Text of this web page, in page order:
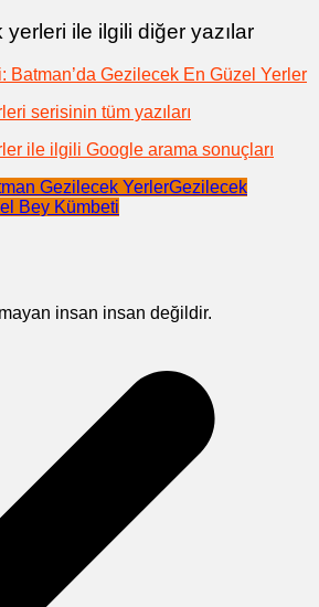
ile ilgili diğer yazılar
Batman’da Gezilecek En Güzel Yerler
serisinin tüm yazıları
ile ilgili Google arama sonuçları
Gezilecek YerlerGezilecek
Bey Kümbeti
insan insan değildir.